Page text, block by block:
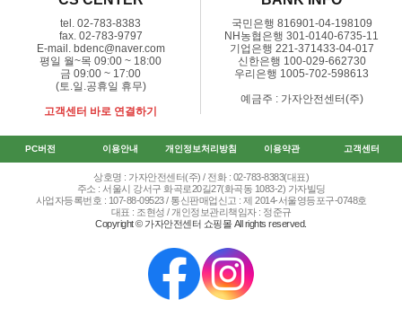
tel. 02-783-8383
fax. 02-783-9797
E-mail. bdenc@naver.com
평일 월~목 09:00 ~ 18:00
금 09:00 ~ 17:00
(토.일.공휴일 휴무)
고객센터 바로 연결하기
국민은행 816901-04-198109
NH농협은행 301-0140-6735-11
기업은행 221-371433-04-017
신한은행 100-029-662730
우리은행 1005-702-598613
예금주 : 가자안전센터(주)
PC버전 이용안내 개인정보처리방침 이용약관 고객센터
상호명 : 가자안전센터(주) / 전화 : 02-783-8383(대표)
주소 : 서울시 강서구 화곡로20길27(화곡동 1083-2) 가자빌딩
사업자등록번호 : 107-88-09523 / 통신판매업신고 : 제 2014-서울영등포구-0748호
대표 : 조현성 / 개인정보관리책임자 : 정준규
Copyright © 가자안전센터 쇼핑몰 All rights reserved.